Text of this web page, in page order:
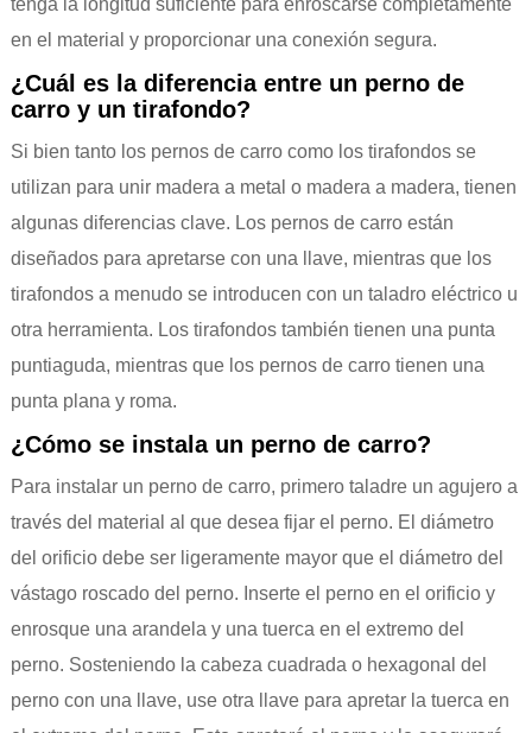
en el material y proporcionar una conexión segura.
¿Cuál es la diferencia entre un perno de
carro y un tirafondo?
Si bien tanto los pernos de carro como los tirafondos se
utilizan para unir madera a metal o madera a madera, tienen
algunas diferencias clave. Los pernos de carro están
diseñados para apretarse con una llave, mientras que los
tirafondos a menudo se introducen con un taladro eléctrico u
otra herramienta. Los tirafondos también tienen una punta
puntiaguda, mientras que los pernos de carro tienen una
punta plana y roma.
¿Cómo se instala un perno de carro?
Para instalar un perno de carro, primero taladre un agujero a
través del material al que desea fijar el perno. El diámetro
del orificio debe ser ligeramente mayor que el diámetro del
vástago roscado del perno. Inserte el perno en el orificio y
enrosque una arandela y una tuerca en el extremo del
perno. Sosteniendo la cabeza cuadrada o hexagonal del
perno con una llave, use otra llave para apretar la tuerca en